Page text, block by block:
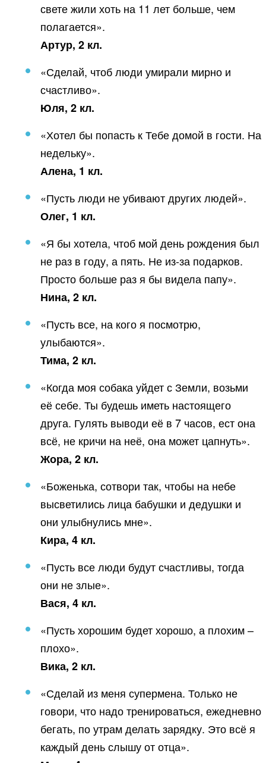
свете жили хоть на 11 лет больше, чем
полагается».
Артур, 2 кл.
«Сделай, чтоб люди умирали мирно и
счастливо».
Юля, 2 кл.
«Хотел бы попасть к Тебе домой в гости. На
недельку».
Алена, 1 кл.
«Пусть люди не убивают других людей».
Олег, 1 кл.
«Я бы хотела, чтоб мой день рождения был
не раз в году, а пять. Не из-за подарков.
Просто больше раз я бы видела папу».
Нина, 2 кл.
«Пусть все, на кого я посмотрю,
улыбаются».
Тима, 2 кл.
«Когда моя собака уйдет с Земли, возьми
её себе. Ты будешь иметь настоящего
друга. Гулять выводи её в 7 часов, ест она
всё, не кричи на неё, она может цапнуть».
Жора, 2 кл.
«Боженька, сотвори так, чтобы на небе
высветились лица бабушки и дедушки и
они улыбнулись мне».
Кира, 4 кл.
«Пусть все люди будут счастливы, тогда
они не злые».
Вася, 4 кл.
«Пусть хорошим будет хорошо, а плохим –
плохо».
Вика, 2 кл.
«Сделай из меня супермена. Только не
говори, что надо тренироваться, ежедневно
бегать, по утрам делать зарядку. Это всё я
каждый день слышу от отца».